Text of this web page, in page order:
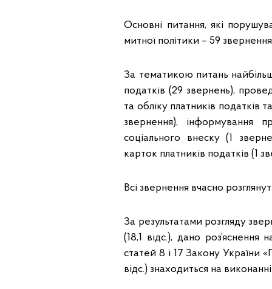
Основні питання, які
митної політики – 59 звернення
За тематикою питань
податків (29 звернень),
та обліку платників податків
звернення), інформування
соціального внеску (1
карток платників податків (1
Всі звернення вчасно
За результатами розгляду
(18,1 відс.), дано роз’яснення
статей 8 і 17 Закону України
відс.) знаходиться на